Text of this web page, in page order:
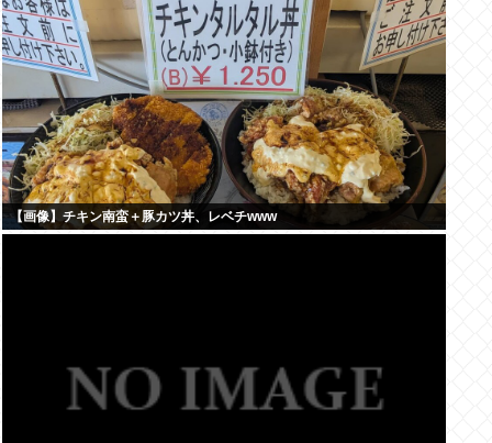
【画像】チキン南蛮＋豚カツ丼、レベチwww